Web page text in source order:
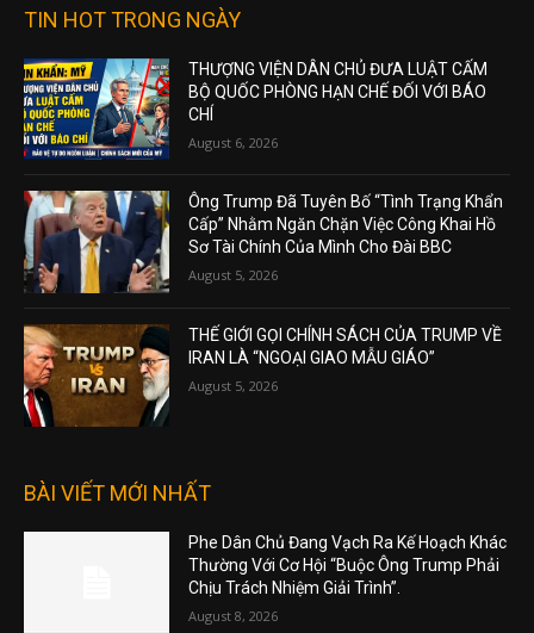
TIN HOT TRONG NGÀY
THƯỢNG VIỆN DÂN CHỦ ĐƯA LUẬT CẤM
BỘ QUỐC PHÒNG HẠN CHẾ ĐỐI VỚI BÁO
CHÍ
August 6, 2026
Ông Trump Đã Tuyên Bố “Tình Trạng Khẩn
Cấp” Nhằm Ngăn Chặn Việc Công Khai Hồ
Sơ Tài Chính Của Mình Cho Đài BBC
August 5, 2026
THẾ GIỚI GỌI CHÍNH SÁCH CỦA TRUMP VỀ
IRAN LÀ “NGOẠI GIAO MẪU GIÁO”
August 5, 2026
BÀI VIẾT MỚI NHẤT
Phe Dân Chủ Đang Vạch Ra Kế Hoạch Khác
Thường Với Cơ Hội “Buộc Ông Trump Phải
Chịu Trách Nhiệm Giải Trình”.
August 8, 2026